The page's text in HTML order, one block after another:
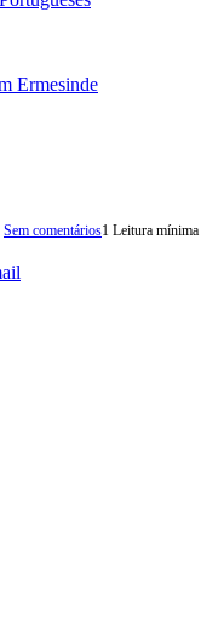
Ermesinde
Sem comentários1 Leitura mínima